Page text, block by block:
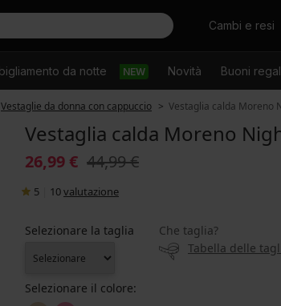
CercareCambi e resi
da notte NEW Novità Buoni
Vestaglie da donna con cappuccio Vestaglia calda Moreno
Vestaglia calda Moreno
26,99 € 44,99 €
5 10valutazione
Selezionare la taglia
Che taglia?
Tabella delle
Selezionare il colore: